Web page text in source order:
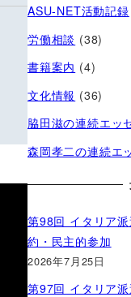
ASU-NET活動記録
労働相談 (38)
書籍案内 (4)
文化情報 (36)
脇田滋の連続エッ
森岡孝二の連続エ
第98回 イタリア
約・民主的参加
2026年7月25日
第97回 イタリア